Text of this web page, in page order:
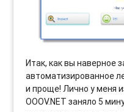
Итак, как вы наверное
автоматизированное
и проще! Лично у меня
OOOV.NET заняло 5